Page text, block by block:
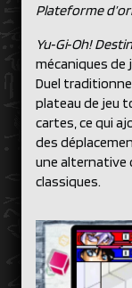
Plateforme
Yu‑Gi‑Oh!
mécaniques de
Duel
plateau de jeu
cartes, ce qui
des
une alternative
classiques.